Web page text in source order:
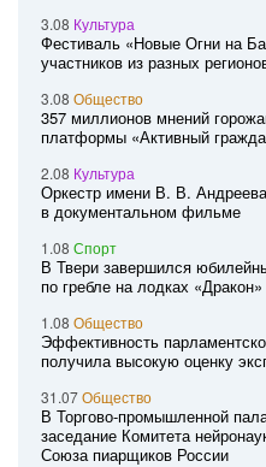
3.08 Культура
Фестиваль «Новые Огни на
участников из разных
3.08 Общество
357 миллионов мнений
платформы «Активный
2.08 Культура
Оркестр имени В. В.
в документальном фильме
1.08 Спорт
В Твери завершился
по гребле на лодках «Дракон»
1.08 Общество
Эффективность
получила высокую оценку
31.07Общество
В Торгово-промышленной
заседание Комитета
Союза пиарщиков России